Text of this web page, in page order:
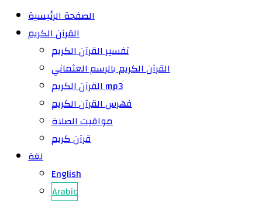
الصفحة الرئيسية
القرآن الكريم
تفسير القرآن الكريم
القرآن الكريم بالرسم العثماني
القرآن الكريم mp3
فهرس القرآن الكريم
مواقيت الصلاة
قرآن كريم
لغة
English
Arabic